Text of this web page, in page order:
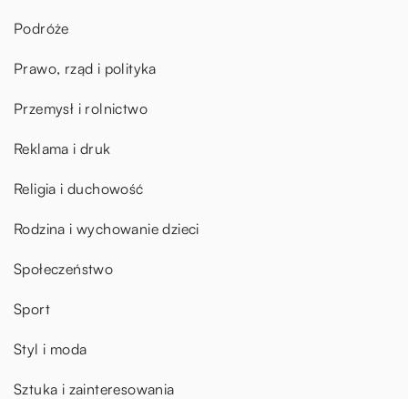
Podróże
Prawo, rząd i polityka
Przemysł i rolnictwo
Reklama i druk
Religia i duchowość
Rodzina i wychowanie dzieci
Społeczeństwo
Sport
Styl i moda
Sztuka i zainteresowania